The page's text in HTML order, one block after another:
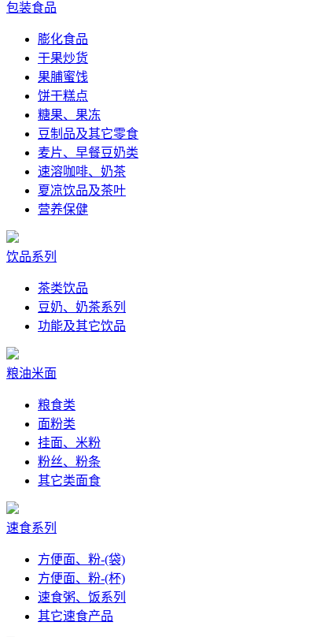
包装食品
膨化食品
干果炒货
果脯蜜饯
饼干糕点
糖果、果冻
豆制品及其它零食
麦片、早餐豆奶类
速溶咖啡、奶茶
夏凉饮品及茶叶
营养保健
饮品系列
茶类饮品
豆奶、奶茶系列
功能及其它饮品
粮油米面
粮食类
面粉类
挂面、米粉
粉丝、粉条
其它类面食
速食系列
方便面、粉-(袋)
方便面、粉-(杯)
速食粥、饭系列
其它速食产品